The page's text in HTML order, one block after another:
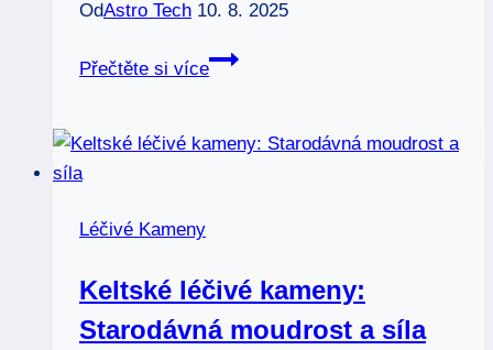
OdAstro Tech 10. 8. 2025
Přečtěte si více
Turmalín
pro
Léčivé Kameny
Keltské léčivé kameny:
Starodávná moudrost a síla